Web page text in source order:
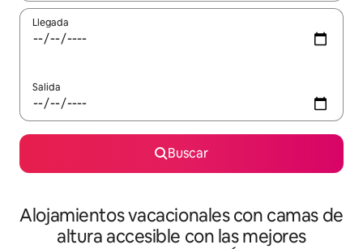
Llegada
Salida
Buscar
Alojamientos vacacionales con camas de
altura accesible con las mejores